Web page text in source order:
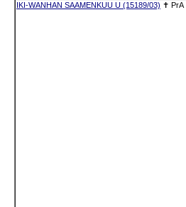
IKI-WANHAN SAAMENKUU U (15189/03) ✝ PrA